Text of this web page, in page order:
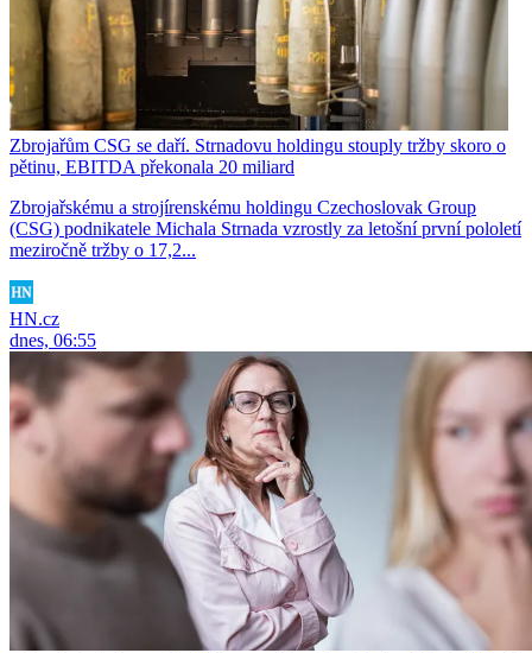
Zbrojařům CSG se daří. Strnadovu holdingu stouply tržby skoro o
pětinu, EBITDA překonala 20 miliard
Zbrojařskému a strojírenskému holdingu Czechoslovak Group
(CSG) podnikatele Michala Strnada vzrostly za letošní první pololetí
meziročně tržby o 17,2...
HN.cz
dnes, 06:55